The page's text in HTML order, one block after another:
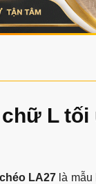
L
LA27là mẫu